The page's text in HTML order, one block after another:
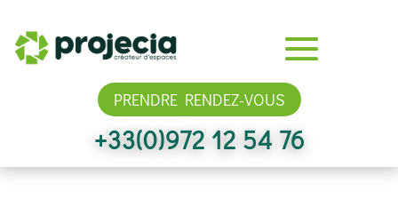
PRENDRE RENDEZ-VOUS
+33(0)972 12 54 76